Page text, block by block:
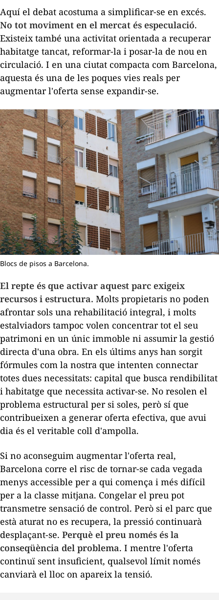
Aquí el debat acostuma a simplificar-se en excés.
No tot moviment en el mercat és especulació.
Existeix també una activitat orientada a recuperar
habitatge tancat, reformar-la i posar-la de nou en
circulació. I en una ciutat compacta com Barcelona,
aquesta és una de les poques vies reals per
augmentar l'oferta sense expandir-se.
Blocs de pisos a Barcelona.
El repte és que activar aquest parc exigeix
recursos i estructura. Molts propietaris no poden
afrontar sols una rehabilitació integral, i molts
estalviadors tampoc volen concentrar tot el seu
patrimoni en un únic immoble ni assumir la gestió
directa d'una obra. En els últims anys han sorgit
fórmules com la nostra que intenten connectar
totes dues necessitats: capital que busca rendibilitat
i habitatge que necessita activar-se. No resolen el
problema estructural per si soles, però sí que
contribueixen a generar oferta efectiva, que avui
dia és el veritable coll d'ampolla.
Si no aconseguim augmentar l'oferta real,
Barcelona corre el risc de tornar-se cada vegada
menys accessible per a qui comença i més difícil
per a la classe mitjana. Congelar el preu pot
transmetre sensació de control. Però si el parc que
està aturat no es recupera, la pressió continuarà
desplaçant-se. Perquè el preu només és la
conseqüència del problema. I mentre l'oferta
continuï sent insuficient, qualsevol límit només
canviarà el lloc on apareix la tensió.